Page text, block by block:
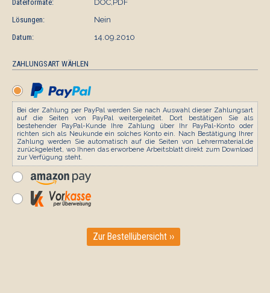
Dateiformate:
DOC,PDF
Lösungen:
Nein
Datum:
14.09.2010
ZAHLUNGSART WÄHLEN
Bei der Zahlung per PayPal werden Sie nach Auswahl dieser Zahlungsart
auf die Seiten von PayPal weitergeleitet. Dort bestätigen Sie als
bestehender PayPal-Kunde Ihre Zahlung über Ihr PayPal-Konto oder
richten sich als Neukunde ein solches Konto ein. Nach Bestätigung Ihrer
Zahlung werden Sie automatisch auf die Seiten von Lehrermaterial.de
zurückgeleitet, wo Ihnen das erworbene Arbeitsblatt direkt zum Download
zur Verfügung steht.
Zur Bestellübersicht ››